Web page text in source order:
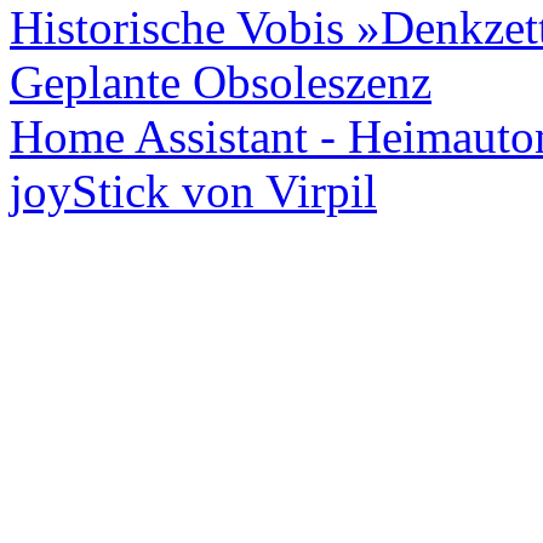
Historische Vobis
Geplante Obsoleszenz
Home Assistant -
joyStick von Virpil